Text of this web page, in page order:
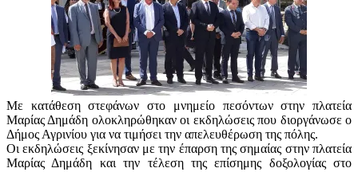
Με κατάθεση στεφάνων στο μνημείο πεσόντων στην πλατεία
Μαρίας Δημάδη ολοκληρώθηκαν οι εκδηλώσεις που διοργάνωσε ο
Δήμος Αγρινίου για να τιμήσει την απελευθέρωση της πόλης.
Οι εκδηλώσεις ξεκίνησαν με την έπαρση της σημαίας στην πλατεία
Μαρίας Δημάδη και την τέλεση της επίσημης δοξολογίας στο